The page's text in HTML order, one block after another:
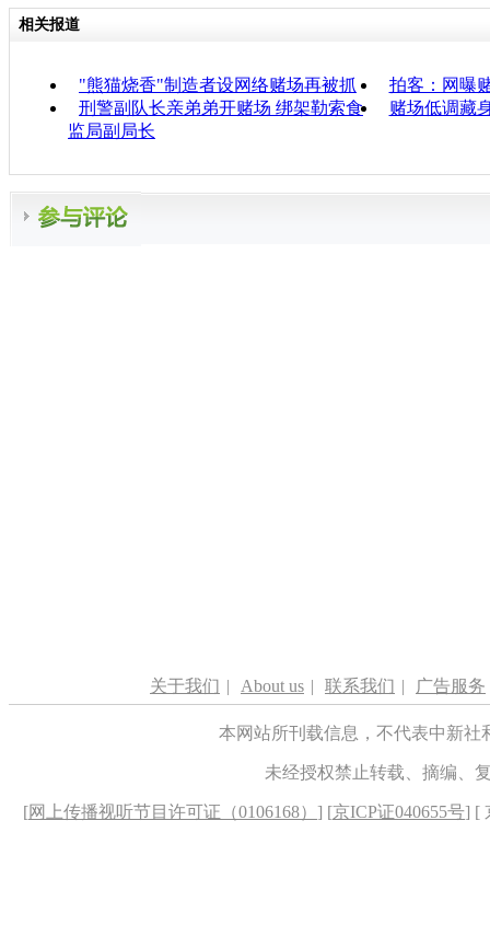
相关报道
"熊猫烧香"制造者设网络赌场再被抓
拍客：网曝
刑警副队长亲弟弟开赌场 绑架勒索食
监局副局长
赌场低调藏
关于我们 | About us | 联系我们 | 广告服务
本网站所刊载信息，不代表中新
未经授权禁止转载、摘编、
[网上传播视听节目许可证（0106168） ] [京ICP证040655号] [